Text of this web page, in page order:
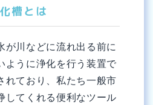
槽とは
が川などに流れ出る前に
ように浄化を行う装置で
れており、私たち一般市
してくれる便利なツール